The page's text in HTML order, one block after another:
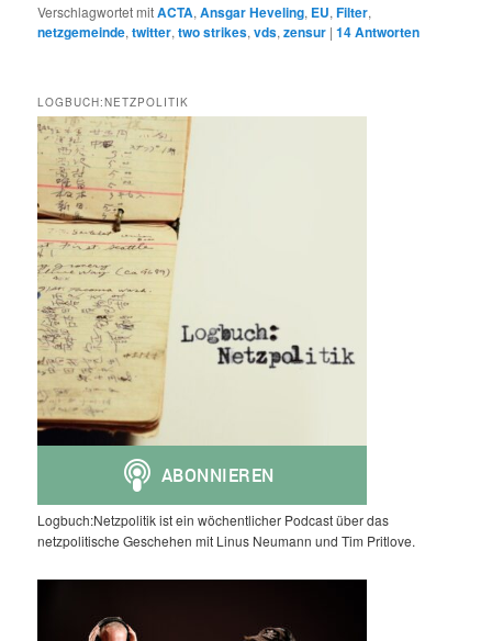
Verschlagwortet mitACTA,Ansgar Heveling, EU,Filter,
netzgemeinde,twitter,two strikes,vds,zensur |14Antworten
LOGBUCH:NETZPOLITIK
Logbuch:Netzpolitik ist ein wöchentlicher Podcast über das
netzpolitische Geschehen mit Linus Neumann und Tim Pritlove.